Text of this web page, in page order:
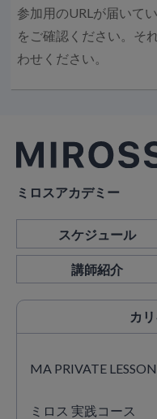
参加用のURLが届いて
をご確認ください。そ
わせください。
ミロスアカデミー
スケジュール
講師紹介
カ
MA PRIVATE
ミロス 実践コース